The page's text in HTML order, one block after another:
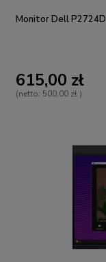
Monitor Dell
615,00 zł
(netto: 500,00 zł )